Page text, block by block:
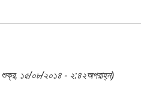
শুক্র, ১৫/০৮/২০১৪ - ২:৪২অপরাহ্ন)